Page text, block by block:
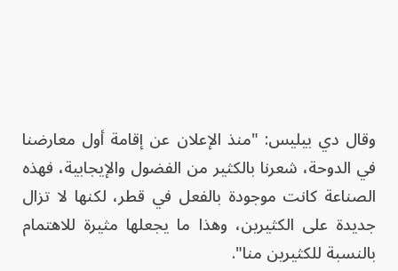
وقال دي بيليس: "منذ الإعلان عن إقامة أول معارضنا
في الدوحة، شعرنا بالكثير من الفضول والإيجابية، فهذه
الصناعة كانت موجودة بالفعل في قطر، لكنها لا تزال
جديدة على الكثيرين، وهذا ما يجعلها مثيرة للاهتمام
بالنسبة للكثيرين منا".